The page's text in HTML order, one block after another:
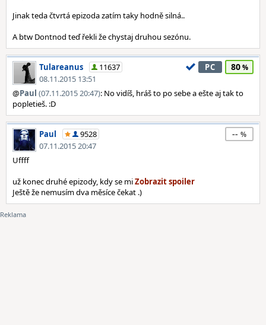
Jinak teda čtvrtá epizoda zatím taky hodně silná..
A btw Dontnod teď řekli že chystaj druhou sezónu.
Tulareanus
11637
08.11.2015 13:51
PC 80
@Paul (07.11.2015 20:47): No vidíš, hráš to po sebe a ešte aj tak to
popletieš. :D
Paul
9528
07.11.2015 20:47
--
Uffff
už konec druhé epizody, kdy se mi
Ještě že nemusím dva měsíce čekat .)